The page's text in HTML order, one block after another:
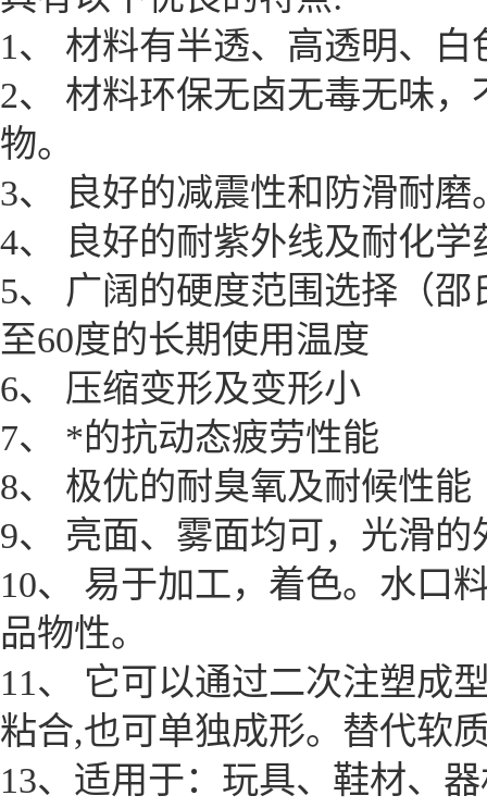
1、 材料有半透、高透明、
2、 材料环保无卤无毒无味
物。
3、 良好的减震性和防滑耐磨
4、 良好的耐紫外线及耐化学
5、 广阔的硬度范围选择（
至60度的长期使用温度
6、 压缩变形及变形小
7、 *的抗动态疲劳性能
8、 极优的耐臭氧及耐候性能
9、 亮面、雾面均可，光滑
10、 易于加工，着色。水口
品物性。
11、 它可以通过二次注塑成
粘合,也可单独成形。替代软
13、适用于：玩具、鞋材、